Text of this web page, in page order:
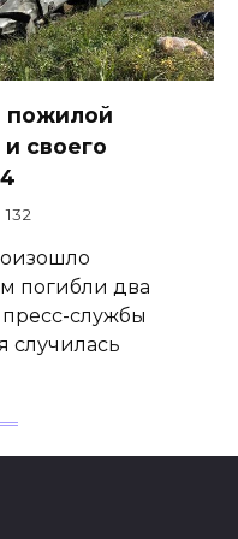
пожилой
своего
132
погибли два
службы
случилась